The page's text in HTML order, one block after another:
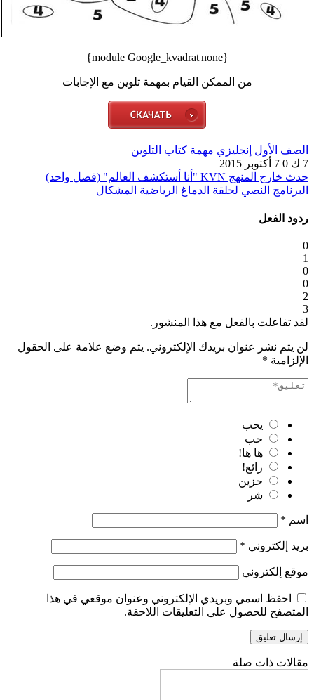
{module Google_kvadrat|none}
من الممكن القيام بمهمة تلوين مع الإجابات
الصف الأول إنجليزي مهمة كتاب التلوين
7 ك
0 7 أكتوبر 2015
حدث خارج المنهج KVN "أنا أستكشف العالم" (فصل واحد)
البرنامج النصي لحلقة الدماغ الرياضية المشكال
ردود الفعل
0
1
0
0
2
3
لقد تفاعلت بالفعل مع هذا المنشور.
لن يتم نشر عنوان بريدك الإلكتروني. يتم وضع علامة على الحقول
الإلزامية *
يحب
حب
ها ها!
رائع!
حزين
شر
اسم *
بريد إلكتروني *
موقع إلكتروني
احفظ اسمي وبريدي الإلكتروني وعنوان موقعي في هذا
المتصفح للحصول على التعليقات اللاحقة.
مقالات ذات صلة